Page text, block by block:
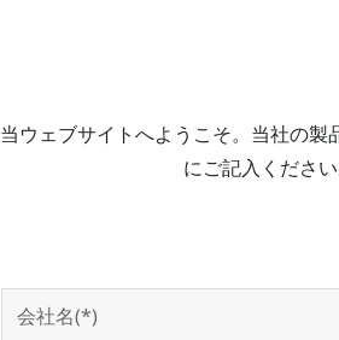
当ウェブサイトへようこそ。当社の
にご記入くださ